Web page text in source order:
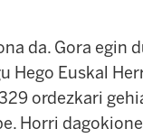
da. Gora egin
Hego Euskal
ordezkari
Horri